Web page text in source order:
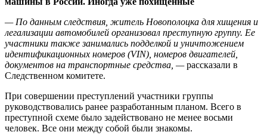
— По данным следствия, житель Новополоцка для хищения и
легализации автомобилей организовал преступную группу. Ее
участники также занимались подделкой и уничтожением
идентификационных номеров (VIN), номеров двигателей,
документов на транспортные средства, —рассказали в
Следственном комитете.
При совершении преступлений участники группы
руководствовались ранее разработанным планом. Всего в
преступной схеме было задействовано не менее восьми
человек. Все они между собой были знакомы.